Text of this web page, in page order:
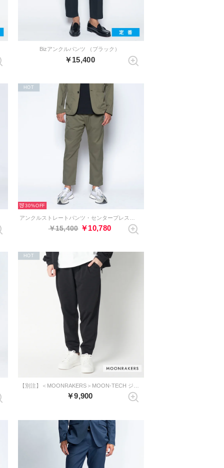
Bizアンクルパンツ （ブラック）
￥15,400
HOT
30%
￥15,400 ￥10,780
HOT
￥9,900